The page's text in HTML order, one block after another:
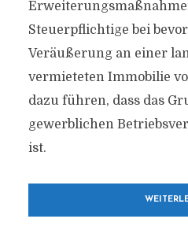
Steuerpflichtige bei
Veräußerung an einer
vermieteten Immobilie
dazu führen, dass das
gewerblichen
ist.